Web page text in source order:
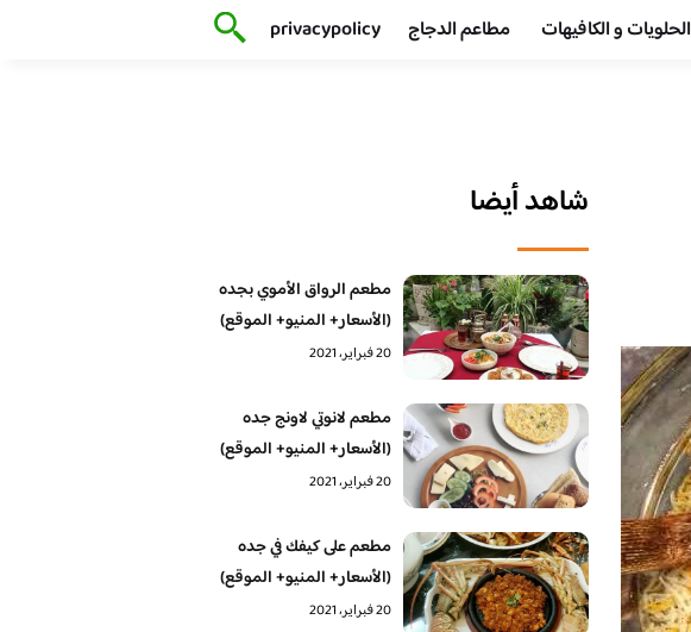
الحلويات و الكافيهات ‎ مطاعم الدجاج privacypolicy
شاهد أيضا
مطعم الرواق الأموي بجده
(الأسعار+ المنيو+ الموقع)
20 فبراير، 2021
مطعم لانوتي لاونج جده
(الأسعار+ المنيو+ الموقع)
20 فبراير، 2021
مطعم على كيفك في جده
(الأسعار+ المنيو+ الموقع)
20 فبراير، 2021